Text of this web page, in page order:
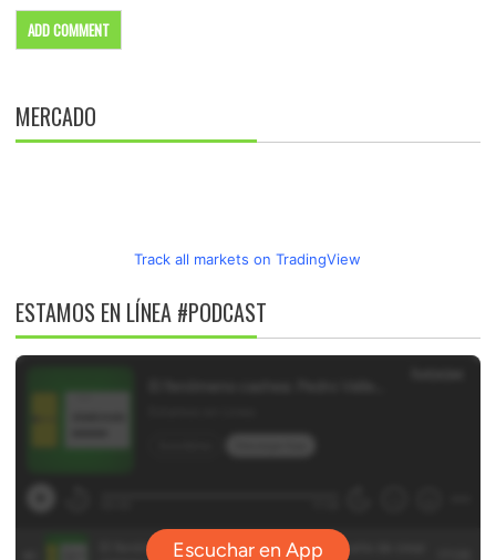
MERCADO
Track all markets on TradingView
ESTAMOS EN LÍNEA #PODCAST